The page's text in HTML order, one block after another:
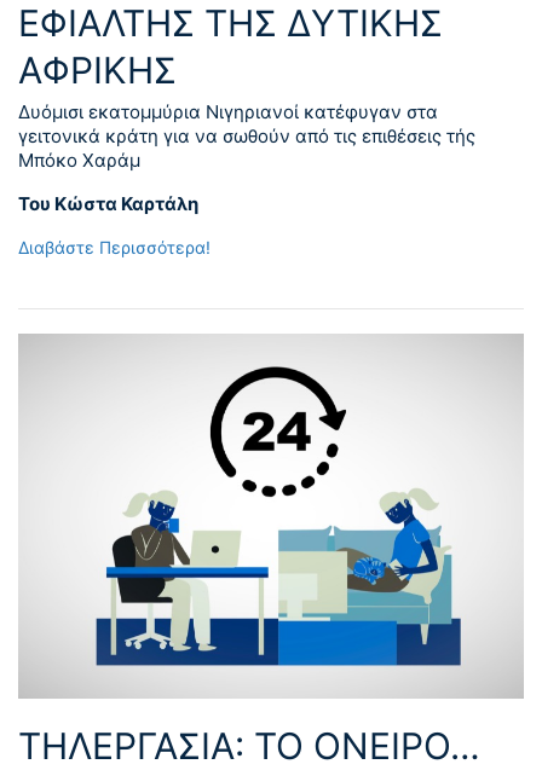
ΕΦΙΑΛΤΗΣ ΤΗΣ ΔΥΤΙΚΗΣ
ΑΦΡΙΚΗΣ
Δυόμισι εκατομμύρια Νιγηριανοί κατέφυγαν στα
γειτονικά κράτη για να σωθούν από τις επιθέσεις τής
Μπόκο Χαράμ
Του Κώστα Καρτάλη
Διαβάστε Περισσότερα!
ΤΗΛΕΡΓΑΣΙΑ: ΤΟ ΟΝΕΙΡΟ…